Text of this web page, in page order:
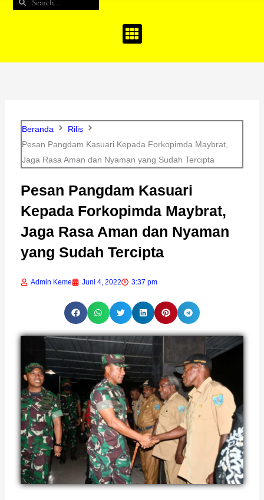
Beranda
Rilis
Pesan Pangdam Kasuari Kepada Forkopimda Maybrat,
Jaga Rasa Aman dan Nyaman yang Sudah Tercipta
Pesan Pangdam Kasuari
Kepada Forkopimda Maybrat,
Jaga Rasa Aman dan Nyaman
yang Sudah Tercipta
Admin Keme Juni 4, 2022 3:37 pm